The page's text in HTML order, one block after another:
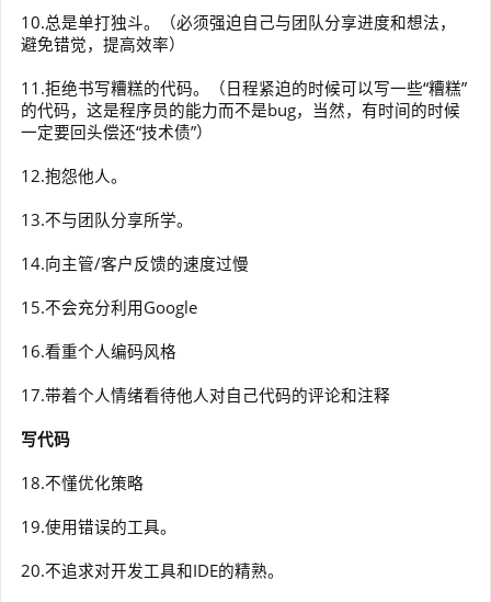
10.总是单打独斗。（必须强迫自己与团队分享进度和想法，
避免错觉，提高效率）
11.拒绝书写糟糕的代码。（日程紧迫的时候可以写一些“糟糕”
的代码，这是程序员的能力而不是bug，当然，有时间的时候
一定要回头偿还“技术债”）
12.抱怨他人。
13.不与团队分享所学。
14.向主管/客户反馈的速度过慢
15.不会充分利用Google
16.看重个人编码风格
17.带着个人情绪看待他人对自己代码的评论和注释
写代码
18.不懂优化策略
19.使用错误的工具。
20.不追求对开发工具和IDE的精熟。